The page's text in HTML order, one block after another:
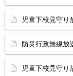
児童下校見守り
防災行政無線放
児童下校見守り